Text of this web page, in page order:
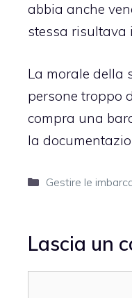
abbia anche
stessa risultava
La morale della
persone troppo
compra una
la
Categorie
Gestire le
Lascia un